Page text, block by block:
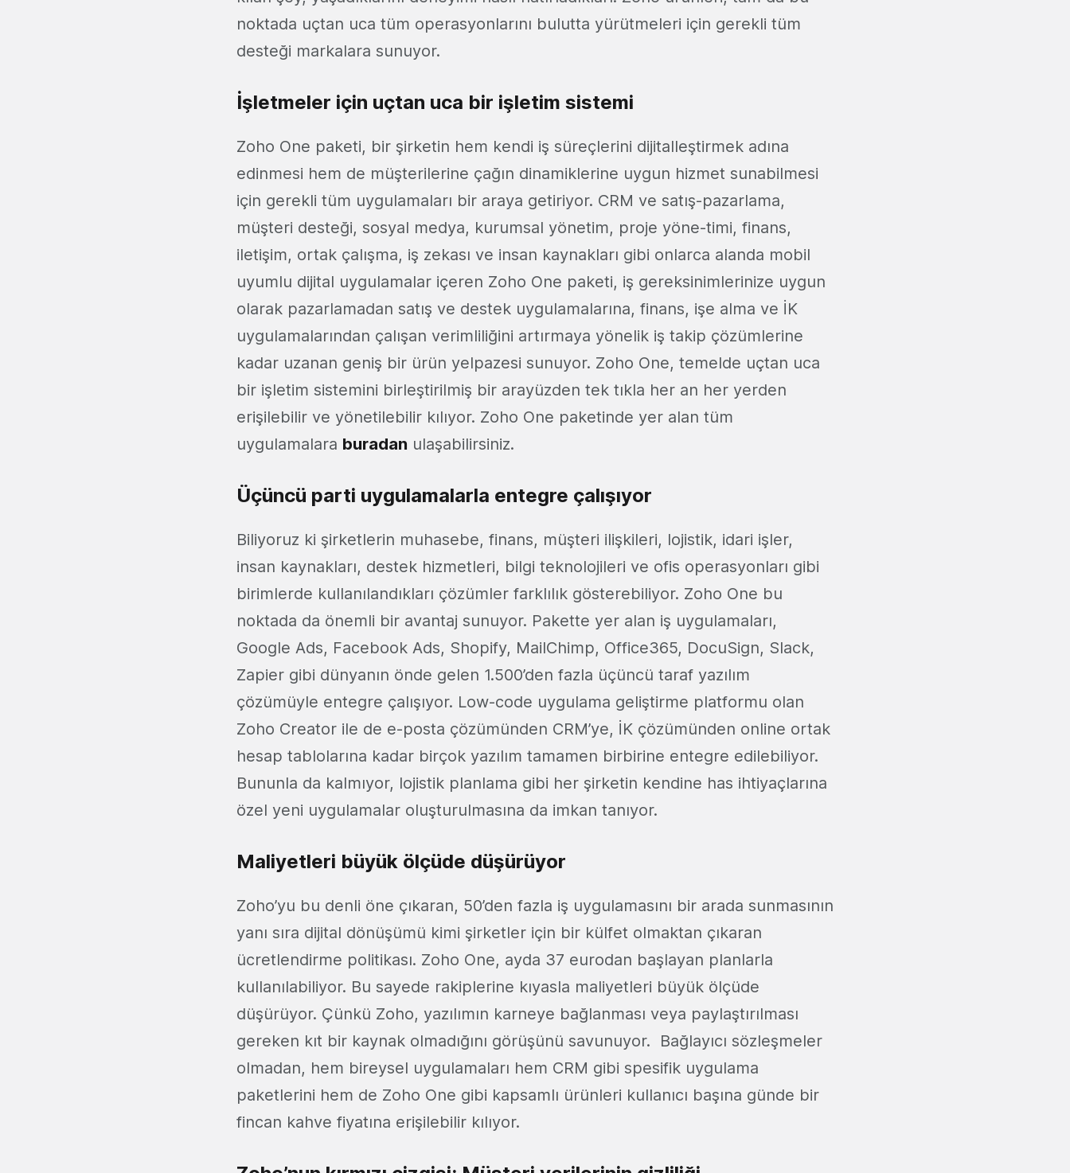
noktada uçtan uca tüm operasyonlarını bulutta yürütmeleri için gerekli tüm
desteği markalara sunuyor.
İşletmeler için uçtan uca bir işletim sistemi
Zoho One paketi, bir şirketin hem kendi iş süreçlerini dijitalleştirmek adına
edinmesi hem de müşterilerine çağın dinamiklerine uygun hizmet sunabilmesi
için gerekli tüm uygulamaları bir araya getiriyor. CRM ve satış-pazarlama,
müşteri desteği, sosyal medya, kurumsal yönetim, proje yöne-timi, finans,
iletişim, ortak çalışma, iş zekası ve insan kaynakları gibi onlarca alanda mobil
uyumlu dijital uygulamalar içeren Zoho One paketi, iş gereksinimlerinize uygun
olarak pazarlamadan satış ve destek uygulamalarına, finans, işe alma ve İK
uygulamalarından çalışan verimliliğini artırmaya yönelik iş takip çözümlerine
kadar uzanan geniş bir ürün yelpazesi sunuyor. Zoho One, temelde uçtan uca
bir işletim sistemini birleştirilmiş bir arayüzden tek tıkla her an her yerden
erişilebilir ve yönetilebilir kılıyor. Zoho One paketinde yer alan tüm
uygulamalara buradan ulaşabilirsiniz.
Üçüncü parti uygulamalarla entegre çalışıyor
Biliyoruz ki şirketlerin muhasebe, finans, müşteri ilişkileri, lojistik, idari işler,
insan kaynakları, destek hizmetleri, bilgi teknolojileri ve ofis operasyonları gibi
birimlerde kullanılandıkları çözümler farklılık gösterebiliyor. Zoho One bu
noktada da önemli bir avantaj sunuyor. Pakette yer alan iş uygulamaları,
Google Ads, Facebook Ads, Shopify, MailChimp, Office365, DocuSign, Slack,
Zapier gibi dünyanın önde gelen 1.500’den fazla üçüncü taraf yazılım
çözümüyle entegre çalışıyor. Low-code uygulama geliştirme platformu olan
Zoho Creator ile de e-posta çözümünden CRM’ye, İK çözümünden online ortak
hesap tablolarına kadar birçok yazılım tamamen birbirine entegre edilebiliyor.
Bununla da kalmıyor, lojistik planlama gibi her şirketin kendine has ihtiyaçlarına
özel yeni uygulamalar oluşturulmasına da imkan tanıyor.
Maliyetleri büyük ölçüde düşürüyor
Zoho’yu bu denli öne çıkaran, 50’den fazla iş uygulamasını bir arada sunmasının
yanı sıra dijital dönüşümü kimi şirketler için bir külfet olmaktan çıkaran
ücretlendirme politikası. Zoho One, ayda 37 eurodan başlayan planlarla
kullanılabiliyor. Bu sayede rakiplerine kıyasla maliyetleri büyük ölçüde
düşürüyor. Çünkü Zoho, yazılımın karneye bağlanması veya paylaştırılması
gereken kıt bir kaynak olmadığını görüşünü savunuyor. Bağlayıcı sözleşmeler
olmadan, hem bireysel uygulamaları hem CRM gibi spesifik uygulama
paketlerini hem de Zoho One gibi kapsamlı ürünleri kullanıcı başına günde bir
fincan kahve fiyatına erişilebilir kılıyor.